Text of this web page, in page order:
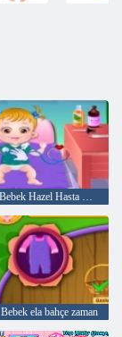
Bebek Hazel Hasta Goes
Bebek ela bahçe zaman